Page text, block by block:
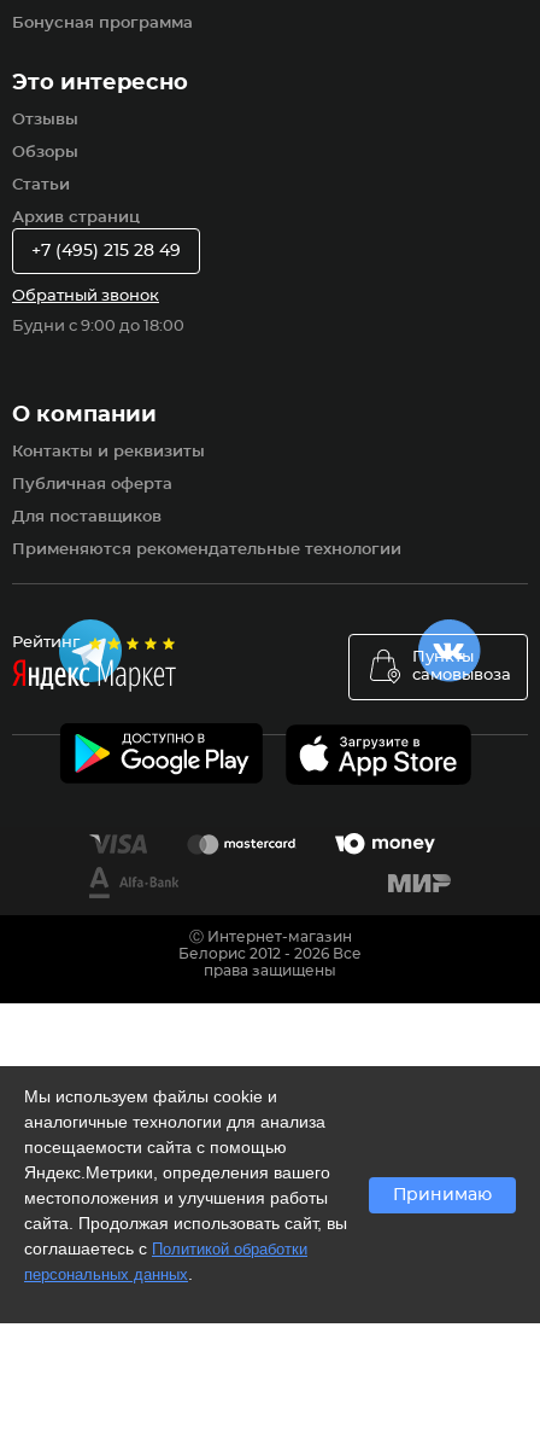
Рейтинг
Пункты
самовывоза
Бонусная программа
Это интересно
Отзывы
Обзоры
Статьи
Архив страниц
О компании
Контакты и реквизиты
Публичная оферта
Для поставщиков
Применяются рекомендательные технологии
+7 (495) 215 28 49
Обратный звонок
Будни с 9:00 до 18:00
Мы используем файлы cookie и
аналогичные технологии для анализа
посещаемости сайта с помощью
Яндекс.Метрики, определения вашего
местоположения и улучшения работы
сайта. Продолжая использовать сайт, вы
соглашаетесь с Политикой обработки
персональных данных
Принимаю
Ⓒ Интернет-магазин
Белорис 2012 - 2026 Все
права защищены